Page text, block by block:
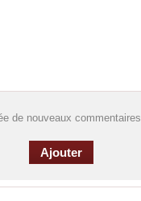
de nouveaux commentaires